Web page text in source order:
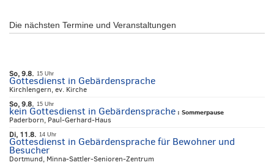
Die nächsten Termine und Veranstaltungen
So, 9.8. 15 Uhr
Gottesdienst in Gebärdensprache
Kirchlengern, ev. Kirche
So, 9.8. 15 Uhr
kein Gottesdienst in Gebärdensprache : Sommerpause
Paderborn, Paul-Gerhard-Haus
Di, 11.8. 14 Uhr
Gottesdienst in Gebärdensprache für Bewohner und
Besucher
Dortmund, Minna-Sattler-Senioren-Zentrum